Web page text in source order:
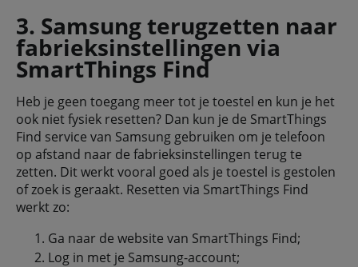
3. Samsung terugzetten naar
fabrieksinstellingen via
SmartThings Find
Heb je geen toegang meer tot je toestel en kun je het
ook niet fysiek resetten? Dan kun je de SmartThings
Find service van Samsung gebruiken om je telefoon
op afstand naar de fabrieksinstellingen terug te
zetten. Dit werkt vooral goed als je toestel is gestolen
of zoek is geraakt. Resetten via SmartThings Find
werkt zo:
Ga naar de website van SmartThings Find;
Log in met je Samsung-account;